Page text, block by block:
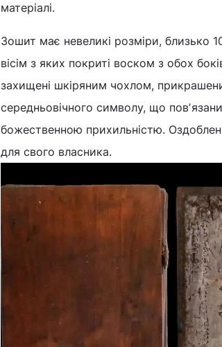
матеріалі.
Зошит має невеликі розміри, близько
вісім з яких покриті воском з обох
захищені шкіряним чохлом,
середньовічного символу, що
божественною прихильністю.
для свого власника.